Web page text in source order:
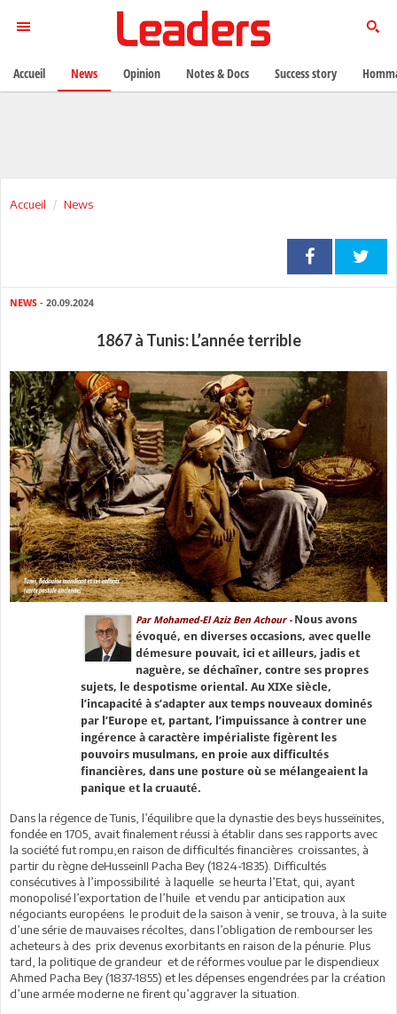
Accueil News
NEWS - 20.09.2024
1867 à Tunis: L’année terrible
Par Mohamed-El Aziz Ben Achour -Nous avons
évoqué, en diverses occasions, avec quelle
démesure pouvait, ici et ailleurs, jadis et
naguère, se déchaîner, contre ses propres
sujets, le despotisme oriental. Au XIXe siècle,
l’incapacité à s’adapter aux temps nouveaux dominés
par l’Europe et, partant, l’impuissance à contrer une
ingérence à caractère impérialiste figèrent les
pouvoirs musulmans, en proie aux difficultés
financières, dans une posture où se mélangeaient la
panique et la cruauté.
Dans la régence de Tunis, l’équilibre que la dynastie des beys husseïnites,
fondée en 1705, avait finalement réussi à établir dans ses rapports avec
la société fut rompu,en raison de difficultés financières croissantes, à
partir du règne deHusseinII Pacha Bey (1824-1835). Difficultés
consécutives à l’impossibilité à laquelle se heurta l’Etat, qui, ayant
monopolisé l’exportation de l’huile et vendu par anticipation aux
négociants européens le produit de la saison à venir, se trouva, à la suite
d’une série de mauvaises récoltes, dans l’obligation de rembourser les
acheteurs à des prix devenus exorbitants en raison de la pénurie. Plus
tard, la politique de grandeur et de réformes voulue par le dispendieux
Ahmed Pacha Bey (1837-1855) et les dépenses engendrées par la création
d’une armée moderne ne firent qu’aggraver la situation.
Accueil News Opinion Notes & Docs Success story